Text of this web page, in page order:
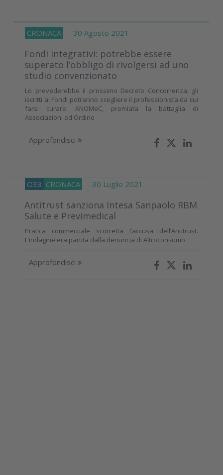
CRONACA 30 Agosto 2021
Fondi Integrativi: potrebbe essere
superato l’obbligo di rivolgersi ad uno
studio convenzionato
Lo prevederebbe il prossimo Decreto Concorrenza, gli
iscritti ai Fondi potranno scegliere il professionista da cui
farsi curare. ANOMeC, premiata la battaglia di
Associazioni ed Ordine
Approfondisci
O33 CRONACA 30 Luglio 2021
Antitrust sanziona Intesa Sanpaolo RBM
Salute e Previmedical
Pratica commerciale scorretta l’accusa dell’Antitrust.
L’indagine era partita dalla denuncia di Altroconsumo
Approfondisci